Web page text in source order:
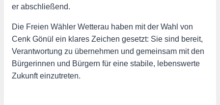
er abschließend.
Die Freien Wähler Wetterau haben mit der Wahl von
Cenk Gönül ein klares Zeichen gesetzt: Sie sind bereit,
Verantwortung zu übernehmen und gemeinsam mit den
Bürgerinnen und Bürgern für eine stabile, lebenswerte
Zukunft einzutreten.